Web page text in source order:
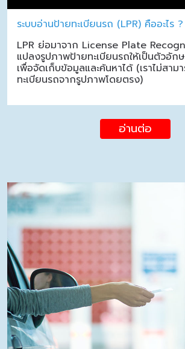
ระบบอ่านป้ายทะเบียนรถ (LPR) คืออะไร ?
LPR ย่อมาจาก License Plate
แปลงรูปภาพป้ายทะเบียนรถให้เป็นตัวอัก
เพื่อจัดเก็บข้อมูลและค้นหาได้ (เราไม่สาม
ทะเบียนรถจากรูปภาพโดยตรง)
อ่านต่อ